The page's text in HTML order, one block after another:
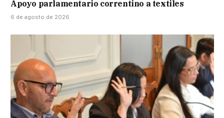
Apoyo parlamentario correntino a textiles
6 de agosto de 2026